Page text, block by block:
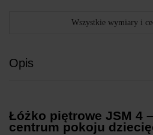
Wszystkie wymiary i
Opis
Łóżko piętrowe JSM 4
centrum pokoju